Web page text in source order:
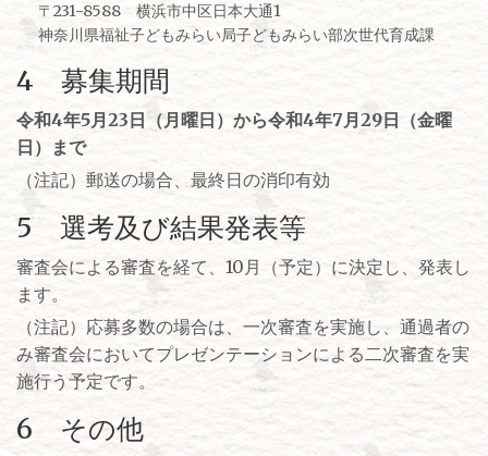
〒231-8588 横浜市中区日本大通1
神奈川県福祉子どもみらい局子どもみらい部次世代育成課
4 募集期間
令和4年5月23日（月曜日）から令和4年7月29日（金曜
日）まで
（注記）郵送の場合、最終日の消印有効
5 選考及び結果発表等
審査会による審査を経て、10月（予定）に決定し、発表し
ます。
（注記）応募多数の場合は、一次審査を実施し、通過者の
み審査会においてプレゼンテーションによる二次審査を実
施行う予定です。
6 その他